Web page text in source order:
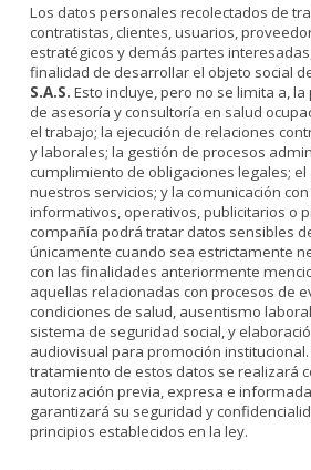
Los datos personales recolectados de
contratistas, clientes, usuarios,
estratégicos y demás partes
finalidad de desarrollar el objeto social
S.A.S. Esto incluye, pero no se limita a,
de asesoría y consultoría en salud
el trabajo; la ejecución de relaciones
y laborales; la gestión de procesos
cumplimiento de obligaciones legales;
nuestros servicios; y la comunicación
informativos, operativos, publicitarios o
compañía podrá tratar datos sensibles
únicamente cuando sea estrictamente
con las finalidades anteriormente
aquellas relacionadas con procesos de
condiciones de salud, ausentismo
sistema de seguridad social, y
audiovisual para promoción institucional.
tratamiento de estos datos se realizará
autorización previa, expresa e
garantizará su seguridad y
principios establecidos en la ley.